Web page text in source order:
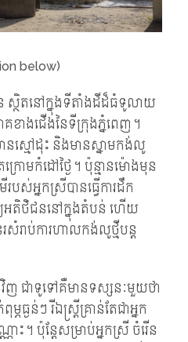
below)
ស្ថិតនៅក្នុងទីតាំងដីដ៏ធំទូលាយ
ខាងជើងនៃទីក្រុងភ្នំពេញ។
ានស្មៅដុះ និងមានស្នាមកង់លូ
រោមកំដៅថ្ងៃ។ ប៉ុន្មានម៉ោងមុន
របស់អ្នកស្រីបានធ្វើការដឹក
អតិថិជននៅក្នុងតំបន់ ហើយ
រាប់ការហាលកង់លូថ្មីបន្ត
ជាទូទៅគឺមានទស្សនៈមួយថា
ម្ភធ្ងន់ៗ រីឯស្ត្រីគ្រាន់តែជាអ្នក
ះ។ ប៉ុន្តែសម្រាប់អ្នកស្រី ចំរើន